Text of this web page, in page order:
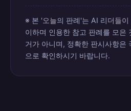
※ 본 '오늘의 판례'는 AI 리더들
이하며 인용한 참고 판례를 모은
거가 아니며, 정확한 판시사항은
으로 확인하시기 바랍니다.